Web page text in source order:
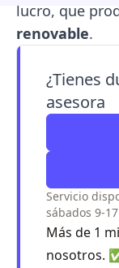
lucro, que
renovable.
¿Tienes
asesora
Servicio
sábados 9-
Más de 1
nosotros.